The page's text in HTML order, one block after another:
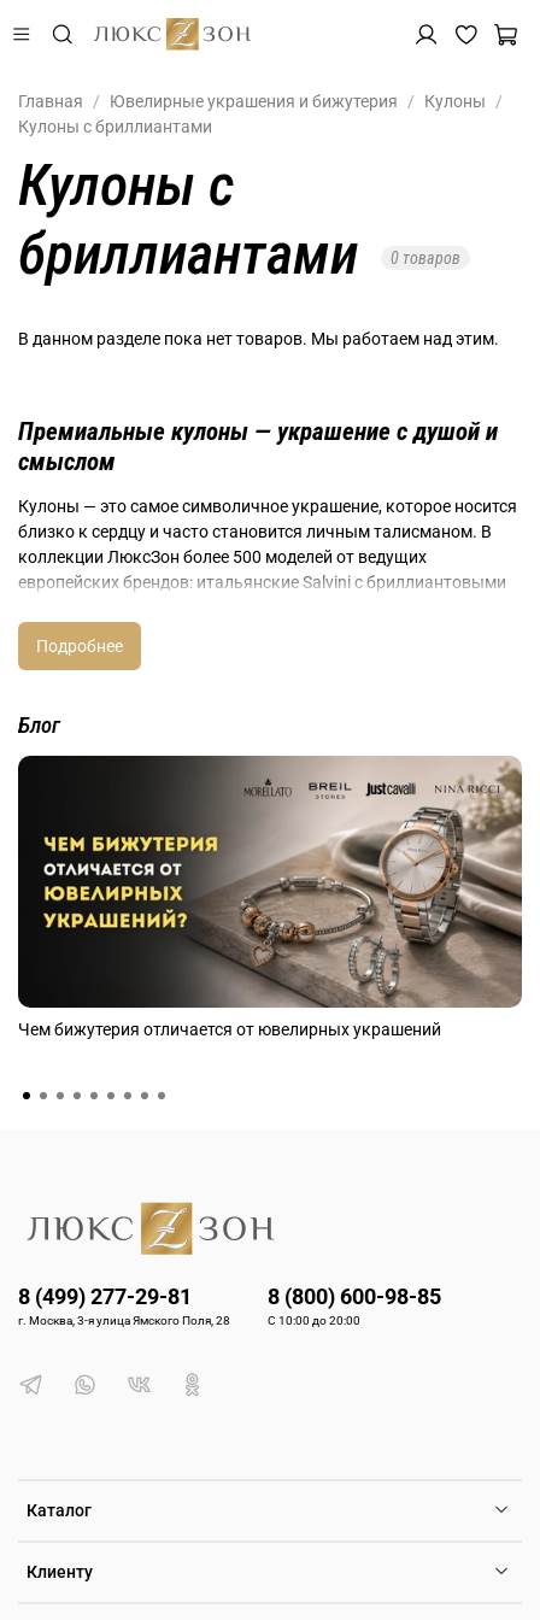
Главная Ювелирные украшения и бижутерия
Кулоны
Кулоны с бриллиантами
Кулоны с
бриллиантами
0 товаров
В данном разделе пока нет товаров. Мы работаем над этим.
Премиальные кулоны — украшение с душой и
смыслом
Кулоны — это самое символичное украшение, которое носится
близко к сердцу и часто становится личным талисманом. В
коллекции ЛюксЗон более 500 моделей от ведущих
европейских брендов: итальянские Salvini с бриллиантовыми
(DNA) и 42 оттенками, испанские Majorica с органическим
жемчугом всех цветов, венецианские Morellato с коллекцией
минималистичные JOOP! из Германии.
Материалы и стили на любой вкус
Разнообразие материалов позволяет выбрать кулон под
любой стиль и бюджет. Золото 585 и 750 пробы для вечной
классики, серебро 925 с различными покрытиями для
ежедневного ношения, нержавеющая сталь для активного
образа жизни, органический жемчуг для особых случаев.
Размеры от миниатюрных 5 мм для деликатного образа до
стейтмент (statement)-кулонов 40 мм. Возможность выбора
между цепочкой, кожаным или каучуковым шнуром создает
вариативность стилей от классики до кэжуал.
Блог
Чем бижутерия отличается от ювелирных украшений
Каталог
Клиенту
8 (499) 277-29-81
г. Москва, 3-я улица Ямского Поля, 28
8 (800) 600-98-85
С 10:00 до 20:00